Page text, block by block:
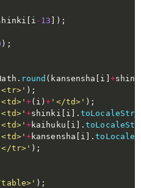
i - 13 ) ;
) ;
. round ( kansensha i +
) ;
+( i )+ '</td>' ) ;
+shinki i .
+kaihuku i .
+kansensha i .
tr>' ) ;
) ;